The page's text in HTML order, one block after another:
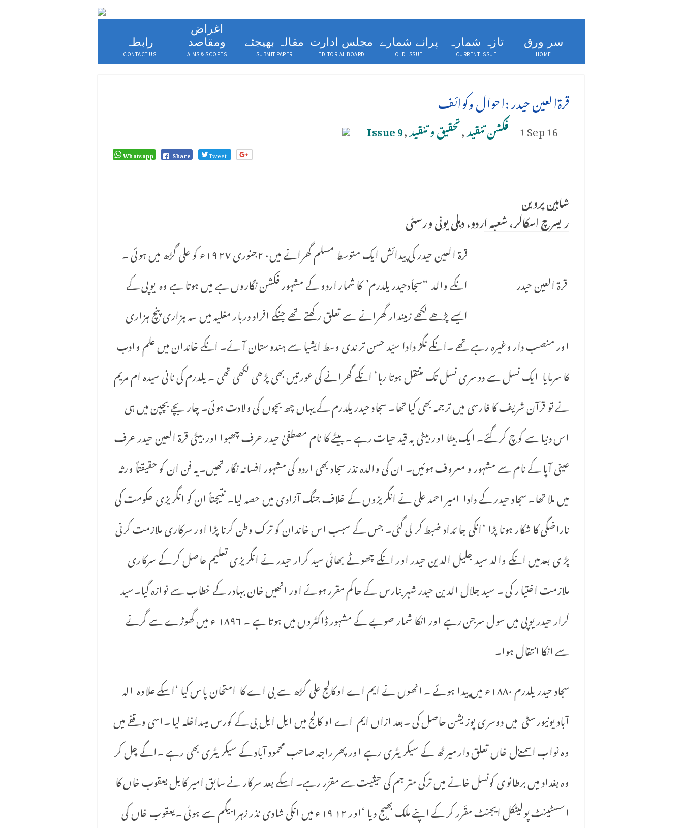
رابطہ
CONTACT US
اغراض
ومقاصد
AIMS & SCOPES
مقالہ بھیجئے
SUBMIT PAPER
مجلس ادارت
EDITORIAL BOARD
پرانے شمارے
OLD ISSUE
تازہ شمارہ
CURRENT ISSUE
سر ورق
HOME
قرةالعین حیدر :احوال وکوائف
Issue 9,تحقیق وتنقید,فکشن تنقید 1 Sep 16
Whatsapp Share Tweet
شاہین پروین
ریسرچ اسکالر، شعبہ اردو، دہلی یونی ورسٹی
قرۃ العین حیدر
قرة العین حیدر کی پیدائش ایک متوسط مسلم گھرانے میں٠ ٢جنوری ٢٧ ١٩ء کو علی گڑھ میں ہوئی ۔
انکے والد “سجاّدحیدر یلدرم’ کا شمار اردو کے مشہور فکشن نگاروں ہے میں ہوتا ہے وہ یوپی کے
ایسے پڑھے لکھے زمیندار گھرانے سے تعلق رکھتے تھے جنکے افراد دربار مغلیہ میں سہ ہزاری پنچ ہزاری
اور منصب دار وغیرہ رہے تھے ۔انکے نگڑ دادا سیّد حسن تر ندی وسط ایشیا سے ہندوستان آ ئے۔ انکے خاندان میں علم وادب
کا سرمایا ایک نسل سے دوسری نسل تک منتقل ہوتا رہا’ انکے گھرانے کی عورتیں بھی پڑھی لکھی تھی ۔ یلدرم کی نانی سیدہ ام مریم
نے تو قرآن شریف کا فارسی میں ترجمہ بھی کیا تھا۔ سجاد حیدر یلدرم کے یہاں چھ بچوں کی ولادت ہوئی۔ چار بچے بچپن میں ہی
اس دنیا سے کوچ کر گئے۔ ایک بیٹا اور بیٹی بہ قید حیات رہے ۔بیٹے کا نام مصطفیٰ حیدر عرف چھبوا اور بیٹی قرة العین حیدر عرف
عینی آپا کے نام سے مشہور و معروف ہوئیں۔ ان کی والدہ نذر سجاد بھی اردو کی مشہور افسانہ نگار تھیں۔یہ فن ان کو حقیقتاً ورثہ
میں ملا تھا۔ سجاد حیدر کے دادا امیر احمد علی نے انگریزوں کے خلاف جنگ آزادی میں حصہ لیا۔ نتیجتاً ان کو انگریزی حکومت کی
ناراضگی کا شکار ہونا پڑا ‘انکی جا ئداد ضبط کر لی گئی۔ جس کے سبب اس خاندان کو ترک وطن کرنا پڑا اور سرکاری ملازمت کرنی
پڑ ی بعدمیں انکے والد سید جلیل الدین حیدر اور انکے چھوٹے بھائی سید کرار حیدر نے انگریزی تعلیم حاصل کر کے سرکاری
ملازمت اختیا ر کی ۔ سید جلال الدین حیدر شہر بنارس کے حاکم مقرر ہوئے اور انھیں خان بہادر کے خطاب سے نوازہ گیا۔سید
کرار حیدر یوپی میں سول سرجن رہے اور انکا شمار صوبے کے مشہور ڈاکٹروں میں ہوتا ہے ۔ ١٨٩٦ ء میں گھوڑے سے گرنے
سے انکا انتقال ہوا۔
سجاد حیدر یلدرم ١٨٨٠ء میں پیدا ہوئے ۔ انھوں نے ایم اے اوکالج علی گڑھ سے بی اے کا امتحان پاس کیا ‘اسکے علاوہ الہ
آباد یونیورسٹی میں دوسری پوزیشن حاصل کی ۔بعد ازاں ایم اے او کالج میں ایل ایل بی کے کورس میںداخلہ لیا ۔اسی وقفے میں
وہ نواب اسمعےٰل خاں تعلق دار میرٹھ کے سیکریٹری رہے اور پھر راجہ صاحب محمود آباد کے سیکریٹری بھی رہے ۔اگے چل کر
وہ بغداد میں برطانوی کونسل خانے میں ترکی متر جم کی حیثیت سے مقرّر رہے۔ اسکے بعد سرکار نے سابق امیر کابل یعقوب خاں کا
اسسٹینٹ پولیٹکل ایجنٹ مقّرر کر کے اپنے ملک بھیج دیا ‘اور ١٢ ١٩ء میں انکی شادی نذر زہرا بیگم سے ہوئی ۔یعقوب خاں کی